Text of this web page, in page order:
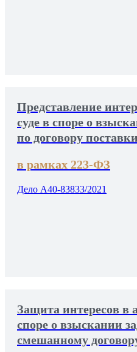
Представление
суде в споре о
по договору поставки
в рамках 223-ФЗ
Дело А40-83833/2021
Защита интересов в
споре о взыскании
смешанному